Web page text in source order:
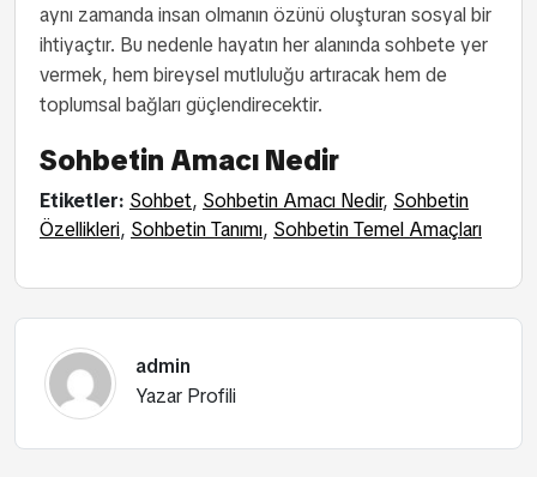
aynı zamanda insan olmanın özünü oluşturan sosyal bir
ihtiyaçtır. Bu nedenle hayatın her alanında sohbete yer
vermek, hem bireysel mutluluğu artıracak hem de
toplumsal bağları güçlendirecektir.
Sohbetin Amacı Nedir
Etiketler: Sohbet, Sohbetin Amacı Nedir, Sohbetin
Özellikleri, Sohbetin Tanımı, Sohbetin Temel Amaçları
admin
Yazar Profili